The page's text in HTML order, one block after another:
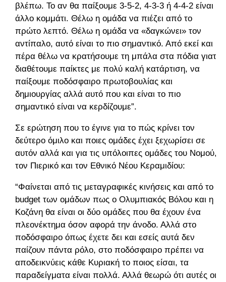
βλέπω. Το αν θα παίξουμε 3-5-2, 4-3-3 ή 4-4-2 είναι
άλλο κομμάτι. Θέλω η ομάδα να πιέζει από το
πρώτο λεπτό. Θέλω η ομάδα να «δαγκώνει» τον
αντίπαλο, αυτό είναι το πιο σημαντικό. Από εκεί και
πέρα θέλω να κρατήσουμε τη μπάλα στα πόδια γιατί
διαθέτουμε παίκτες με πολύ καλή κατάρτιση, να
παίξουμε ποδόσφαιρο πρωτοβουλίας και
δημιουργίας αλλά αυτό που και είναι το πιο
σημαντικό είναι να κερδίζουμε”.
Σε ερώτηση που το έγινε για το πώς κρίνει τον
δεύτερο όμιλο και ποιες ομάδες έχει ξεχωρίσει σε
αυτόν αλλά και για τις υπόλοιπες ομάδες του Νομού,
τον Πιερικό και τον Εθνικό Νέου Κεραμιδίου:
“Φαίνεται από τις μεταγραφικές κινήσεις και από το
budget των ομάδων πως ο Ολυμπιακός Βόλου και η
Κοζάνη θα είναι οι δύο ομάδες που θα έχουν ένα
πλεονέκτημα όσον αφορά την άνοδο. Αλλά στο
ποδόσφαιρο όπως έχετε δει και εσείς αυτά δεν
παίζουν πάντα ρόλο, στο ποδόσφαιρο πρέπει να
αποδεικνύεις κάθε Κυριακή το ποιος είσαι, τα
παραδείγματα είναι πολλά. Αλλά θεωρώ ότι αυτές οι